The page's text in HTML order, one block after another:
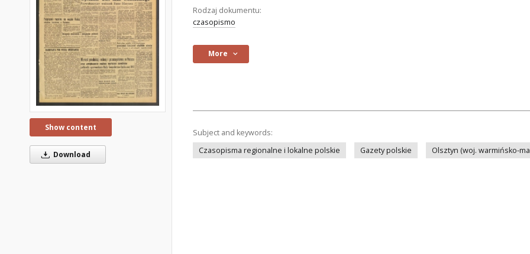
Show content
Download
Rodzaj dokumentu:
czasopismo
More
Subject and keywords:
Czasopisma regionalne i lokalne polskie
Gazety polskie Olsztyn (woj. warmińsko-